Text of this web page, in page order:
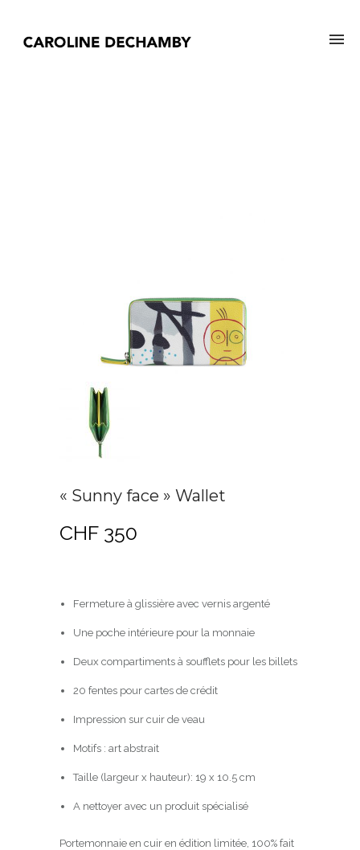
« Sunny face » Wallet
CHF 350
Fermeture à glissière avec vernis argenté
Une poche intérieure pour la monnaie
Deux compartiments à soufflets pour les billets
20 fentes pour cartes de crédit
Impression sur cuir de veau
Motifs : art abstrait
Taille (largeur x hauteur): 19 x 10.5 cm
A nettoyer avec un produit spécialisé
Portemonnaie en cuir en édition limitée, 100% fait